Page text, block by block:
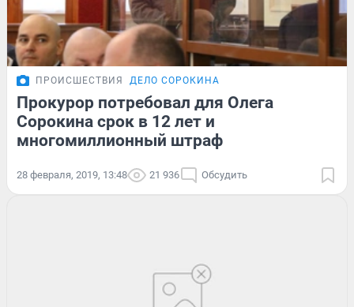
ПРОИСШЕСТВИЯ ДЕЛО СОРОКИНА
Прокурор потребовал для Олега
Сорокина срок в 12 лет и
многомиллионный штраф
28 февраля, 2019, 13:48 21 936 Обсудить